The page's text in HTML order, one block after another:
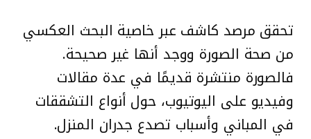
تحقق مرصد كاشف عبر خاصية البحث العكسي
من صحة الصورة ووجد أنها غير صحيحة.
فالصورة منتشرة قديمًا في عدة مقالات
وفيديو على اليوتيوب، حول أنواع التشققات
في المباني وأسباب تصدع جدران المنزل.